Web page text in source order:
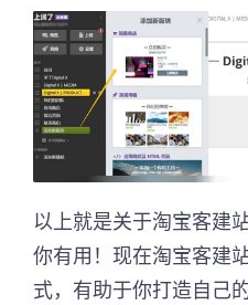
以上就是关于淘宝客建
你有用！现在淘宝客建
式，有助于你打造自己